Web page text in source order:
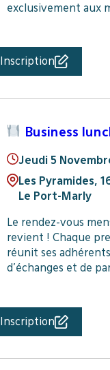
exclusivement aux
Inscription
Business
Jeudi 5
Les Pyramides,
Le Port-Marly
Le rendez-vous
revient ! Chaque
réunit ses
d’échanges et de
Inscription